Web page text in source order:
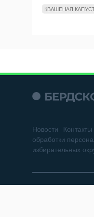
КВАШЕНАЯ
Новости Контакты
обработки
избирательных